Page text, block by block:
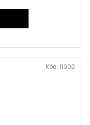
Kód: 11000